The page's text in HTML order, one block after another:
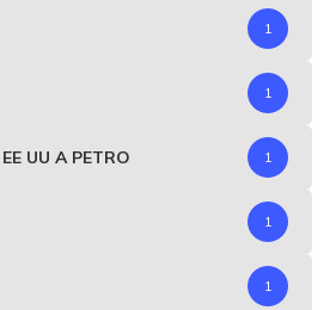
1
1
UU A PETRO 1
1
1